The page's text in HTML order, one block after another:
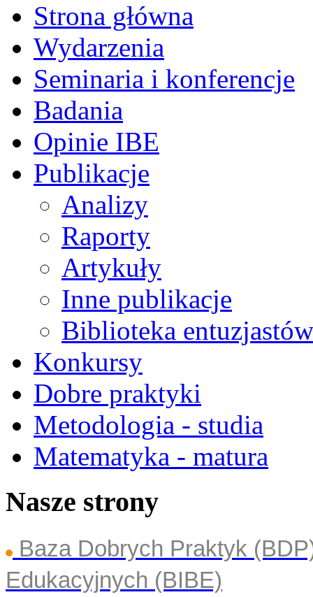
Strona główna
Wydarzenia
Seminaria i konferencje
Badania
Opinie IBE
Publikacje
Analizy
Raporty
Artykuły
Inne publikacje
Biblioteka
Konkursy
Dobre praktyki
Metodologia - studia
Matematyka - matura
Nasze strony
Baza Dobrych Praktyk
Edukacyjnych (BIBE)